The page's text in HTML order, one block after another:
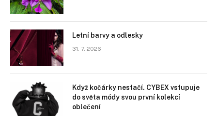
Letní barvy a odlesky
31. 7. 2026
Když kočárky nestačí. CYBEX vstupuje
do světa módy svou první kolekcí
oblečení